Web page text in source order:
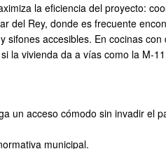
la eficiencia del proyecto:
del Rey, donde es frecuente
sifones accesibles. En cocinas
la vivienda da a vías como la M-
un acceso cómodo sin invadir el
municipal.